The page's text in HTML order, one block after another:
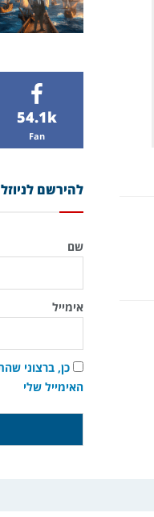
54.1k
Fan
להירשם
שם
אימייל
כן, ברצוני
האימייל שלי